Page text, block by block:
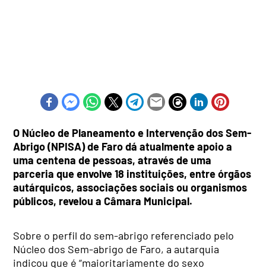
O Núcleo de Planeamento e Intervenção dos Sem-
Abrigo (NPISA) de Faro dá atualmente apoio a
uma centena de pessoas, através de uma
parceria que envolve 18 instituições, entre órgãos
autárquicos, associações sociais ou organismos
públicos, revelou a Câmara Municipal.
Sobre o perfil do sem-abrigo referenciado pelo
Núcleo dos Sem-abrigo de Faro, a autarquia
indicou que é “maioritariamente do sexo